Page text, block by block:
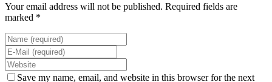
Your email address will not be published. Required fields are
marked *
Save my name, email, and website in this browser for the next